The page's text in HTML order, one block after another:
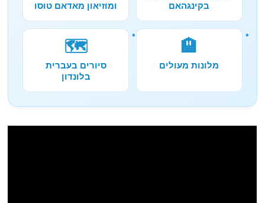
בקינגהאם
ומוזיאון מאדאם טוסו
🏨
מלונות מעולים
🗺️
סיורים בעברית
בלונדון